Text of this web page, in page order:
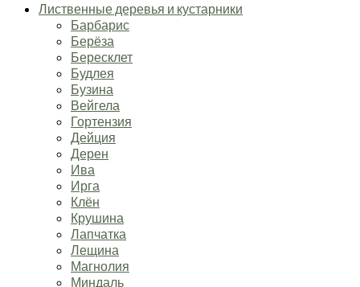
Лиственные деревья и кустарники
Барбарис
Берёза
Бересклет
Будлея
Бузина
Вейгела
Гортензия
Дейция
Дерен
Ива
Ирга
Клён
Крушина
Лапчатка
Лещина
Магнолия
Миндаль